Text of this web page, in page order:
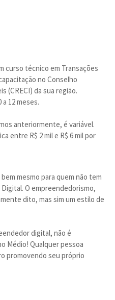
curso técnico em Transações
no Conselho
(CRECI) da sua região.
12 meses.
anteriormente, é variável.
entre R$ 2 mil e R$ 6 mil por
mesmo para quem não tem
O empreendedorismo,
dito, mas sim um estilo de
digital, não é
Médio! Qualquer pessoa
promovendo seu próprio